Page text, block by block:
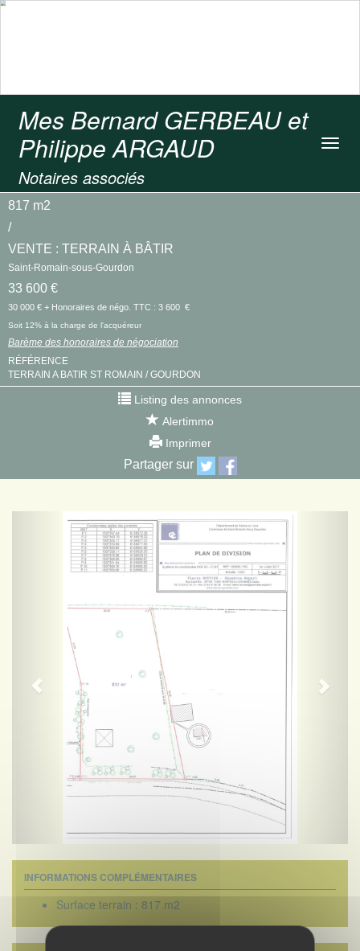
Mes Bernard GERBEAU et
Philippe ARGAUD
Notaires associés
817 m2
/
VENTE : TERRAIN À BÂTIR
Saint-Romain-sous-Gourdon
33 600 €
30 000 € + Honoraires de négo. TTC : 3 600 €
Soit 12% à la charge de l'acquéreur
Barème des honoraires de négociation
RÉFÉRENCE
TERRAIN A BATIR ST ROMAIN / GOURDON
Listing des annonces
Alertimmo
Imprimer
Partager sur
Previous
INFORMATIONS COMPLÉMENTAIRES
Surface terrain : 817 m2